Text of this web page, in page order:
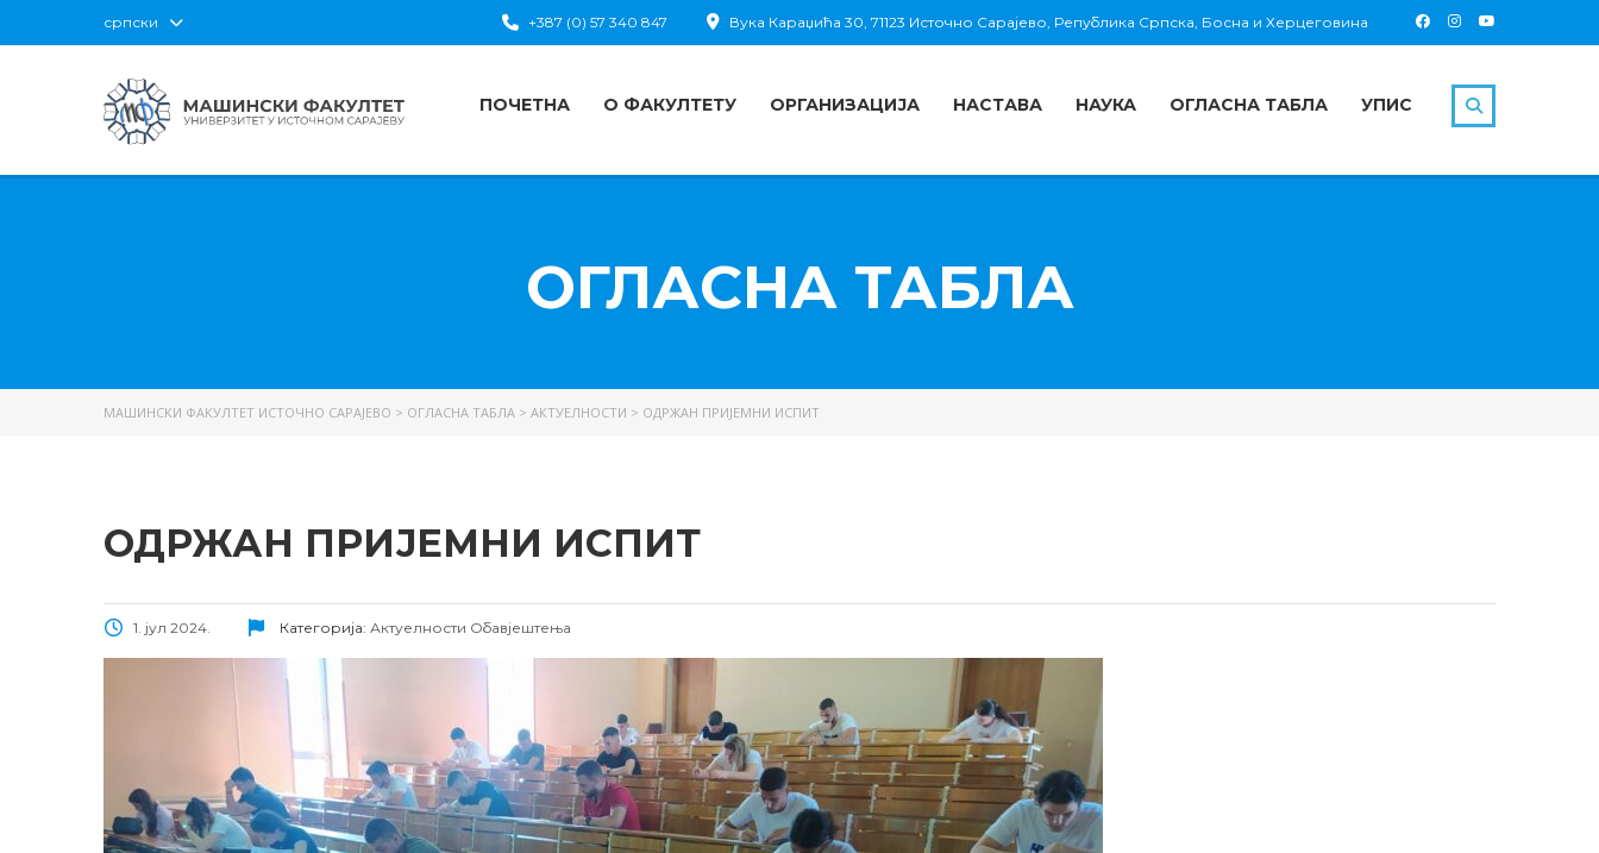
српски Вука Караџића 30, 71123 Источно Сарајево, Република Српска, Босна и Херцеговина
+387 (0) 57 340 847
ПОЧЕТНА О ФАКУЛТЕТУ ОРГАНИЗАЦИЈА НАСТАВА НАУКА ОГЛАСНА ТАБЛА УПИС
ОГЛАСНА ТАБЛА
МАШИНСКИ ФАКУЛТЕТ ИСТОЧНО САРАЈЕВО > ОГЛАСНА ТАБЛА > АКТУЕЛНОСТИ > ОДРЖАН ПРИЈЕМНИ ИСПИТ
ОДРЖАН ПРИЈЕМНИ ИСПИТ
1. јул 2024. Категорија: Актуелности Обавјештења